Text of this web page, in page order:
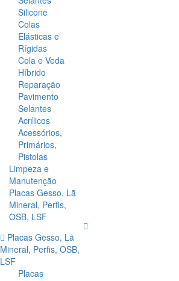
Silicone
Colas
Elásticas e
Rígidas
Cola e Veda
Híbrido
Reparação
Pavimento
Selantes
Acrílicos
Acessórios,
Primários,
Pistolas
Limpeza e
Manutenção
Placas Gesso, Lã
Mineral, Perfis,
OSB, LSF
Placas Gesso, Lã
Mineral, Perfis, OSB,
LSF
Placas